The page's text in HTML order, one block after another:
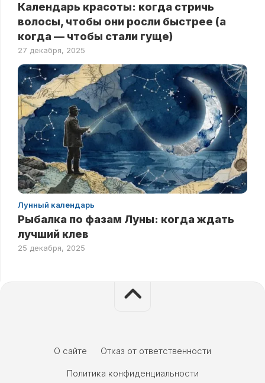
Календарь красоты: когда стричь
волосы, чтобы они росли быстрее (а
когда — чтобы стали гуще)
27 декабря, 2025
Лунный календарь
Рыбалка по фазам Луны: когда ждать
лучший клев
25 декабря, 2025
О сайте
Отказ от ответственности
Политика конфиденциальности